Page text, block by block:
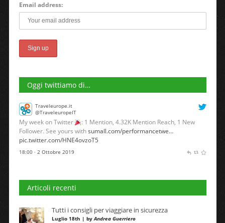
Email address:
Oggi twittiamo di…
Traveleurope.it
@TraveleuropeIT
My week on Twitter
: 1 Mention, 4.32K Mention Reach, 1 New
Follower. See yours withsumall.com/performancetwe…
pic.twitter.com/HNE4ovzoT5
18:00 · 2 Ottobre 2019
Articoli recenti
Tutti i consigli per viaggiare in sicurezza
Luglio 18th | byAndrea Guerriero